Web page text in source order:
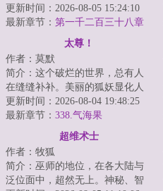
起源“神仓古泽”，虚暗禁区“战斧
座...
更新时间：2026-08-05 15:24:10
最新章节： 第一千二百三十八章
太尊！
作者：莫默
简介：这个破烂的世界，总有人
在缝缝补补。美丽的狐妖显化人
身，毛茸茸的尾巴在身后摇曳生
姿，望着少年：...
更新时间：2026-08-04 19:48:25
最新章节： 338.气海果
超维术士
作者：牧狐
简介：巫师的地位，在各大陆与
泛位面中，超然无上。神秘、智